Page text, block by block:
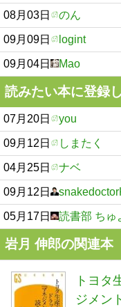
08月03日 のん
09月09日 logint
09月04日 Mao
読みたい本に登録
07月20日 you
09月12日 しまたく
04月25日 ナベ
09月12日
05月17日 読書部 ちゅ
岩月 伸郎の関連本
トヨタ
ジメン